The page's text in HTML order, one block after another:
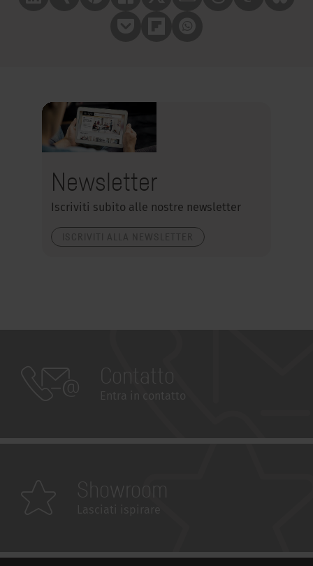
Newsletter
Iscriviti subito alle nostre newsletter